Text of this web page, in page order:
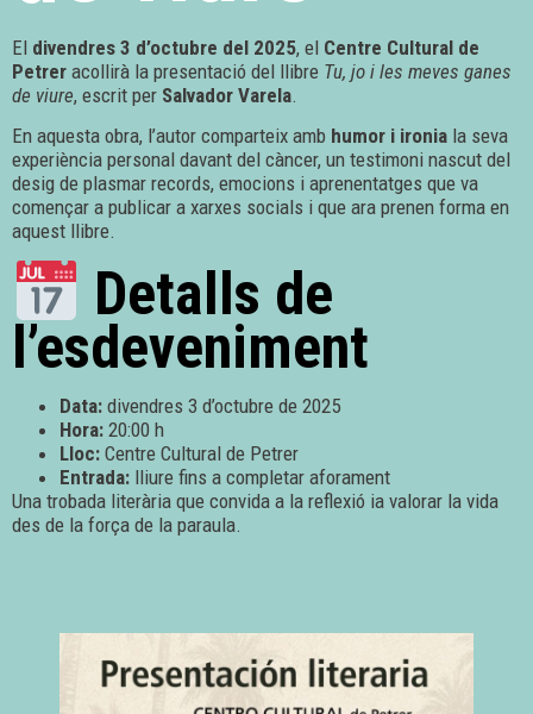
El divendres 3 d’octubre del 2025, el Centre Cultural de
Petrer acollirà la presentació del llibre Tu, jo i les meves ganes
de viure, escrit per Salvador Varela.
En aquesta obra, l’autor comparteix amb humor i ironia la seva
experiència personal davant del càncer, un testimoni nascut del
desig de plasmar records, emocions i aprenentatges que va
començar a publicar a xarxes socials i que ara prenen forma en
aquest llibre.
Detalls de
l’esdeveniment
Data: divendres 3 d’octubre de 2025
Hora: 20:00 h
Lloc: Centre Cultural de Petrer
Entrada: lliure fins a completar aforament
Una trobada literària que convida a la reflexió ia valorar la vida
des de la força de la paraula.